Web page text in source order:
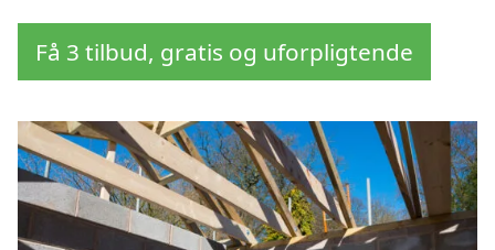
Få 3 tilbud, gratis og uforpligtende